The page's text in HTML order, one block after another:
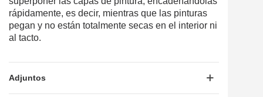
rápidamente, es decir, mientras que las pinturas
pegan y no están totalmente secas en el interior ni
al tacto.
Adjuntos